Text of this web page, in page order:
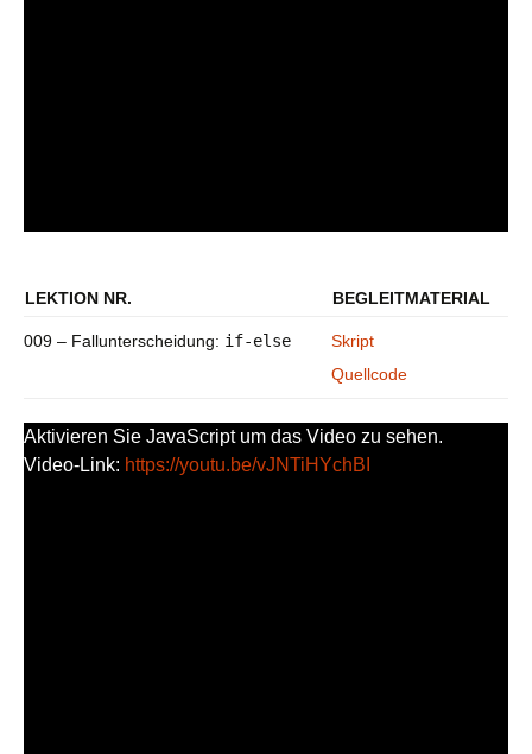
LEKTION NR. BEGLEITMATERIAL
009 – Fallunterscheidung: if-else
Skript
Quellcode
Aktivieren Sie JavaScript um das Video zu sehen.
Video-Link: https://youtu.be/vJNTiHYchBI